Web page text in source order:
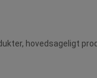
hovedsageligt